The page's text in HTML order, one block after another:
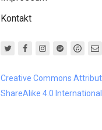
Kontakt
Creative Commons
ShareAlike 4.0 International